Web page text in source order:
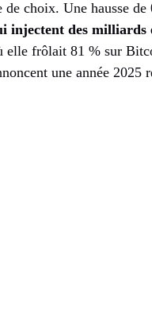
de choix. Une hausse
injectent des milliards
elle frôlait 81 % sur
une année 2025